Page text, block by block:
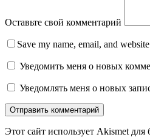
Оставьте свой комментарий
Save my name, email, and
Уведомить меня о новых
Уведомлять меня о новых
Отправить комментарий
Этот сайт использует Akismet